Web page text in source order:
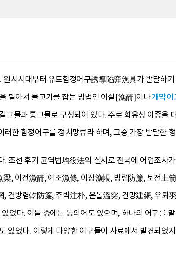
시시대부터 유도함정어구誘導陷穽漁具가 발달하기
달아서 물고기를 잡는 방법인 어살[漁箭]이나개막이
물과 통그물로 구성되어 있다. 주로 회유성 어종을
한 함정어구를 정치망류라 하며, 그중 가장 발달한
조선 후기 균역법均役法의 실시로 전국에 어업조사
, 어전漁箭, 어조漁條, 어장漁帳, 방렴防簾, 토전土
건방렴乾防簾, 주박注朴, 온돌溫突, 건망建網, 우뢰
다. 이들 중에는 동의어도 있으며, 하나의 어구를
있었다. 이렇게 다양한 어구들이 사료에서 발견되었